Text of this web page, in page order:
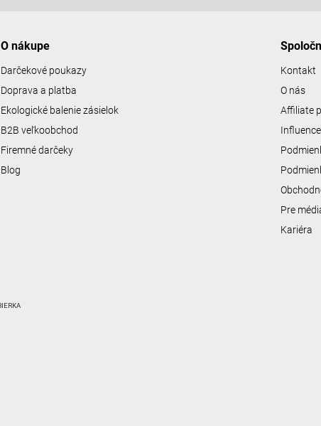
O nákupe
Darčekové poukazy
Doprava a platba
Ekologické balenie zásielok
B2B veľkoobchod
Firemné darčeky
Blog
Kontakt
O nás
Affiliate
Pre
Kariéra